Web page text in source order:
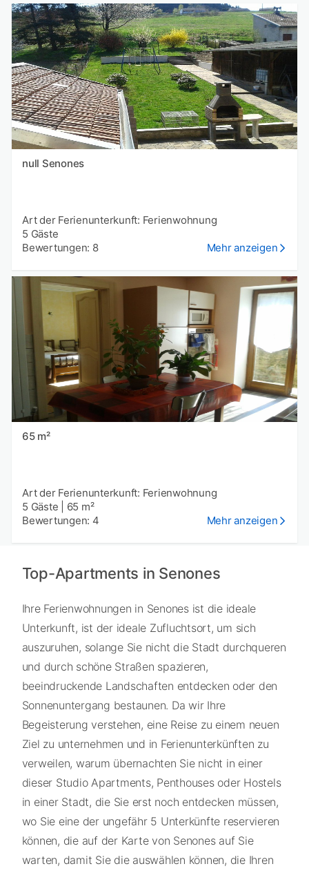
null Senones
Art der Ferienunterkunft: Ferienwohnung
5 Gäste
Bewertungen: 8
Mehr anzeigen
65 m²
Art der Ferienunterkunft: Ferienwohnung
5 Gäste
65 m²
Bewertungen: 4
Mehr anzeigen
Top-Apartments in Senones
Ihre Ferienwohnungen in Senones ist die ideale
Unterkunft, ist der ideale Zufluchtsort, um sich
auszuruhen, solange Sie nicht die Stadt durchqueren
und durch schöne Straßen spazieren,
beeindruckende Landschaften entdecken oder den
Sonnenuntergang bestaunen. Da wir Ihre
Begeisterung verstehen, eine Reise zu einem neuen
Ziel zu unternehmen und in Ferienunterkünften zu
verweilen, warum übernachten Sie nicht in einer
dieser Studio Apartments, Penthouses oder Hostels
in einer Stadt, die Sie erst noch entdecken müssen,
wo Sie eine der ungefähr 5 Unterkünfte reservieren
können, die auf der Karte von Senones auf Sie
warten, damit Sie die auswählen können, die Ihren